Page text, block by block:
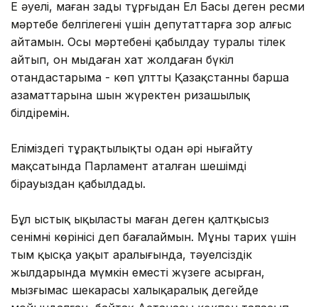
Ең әуелі, маған заңды тұрғыдан Ел Басы деген ресми
мәртебе белгілегені үшін депутаттарға зор алғыс
айтамын. Осы мәртебені қабылдау туралы тілек
айтып, он мыңдаған хат жолдаған бүкіл
отандастарыма - көп ұлтты Қазақстанның барша
азаматтарына шын жүректен ризашылық
білдіремін.
Еліміздегі тұрақтылықты одан әрі нығайту
мақсатында Парламент аталған шешімді
бірауыздан қабылдады.
Бұл ыстық ықыласты маған деген қалтқысыз
сенімнің көрінісі деп бағалаймын. Мұны тарих үшін
тым қысқа уақыт аралығында, тәуелсіздік
жылдарында мүмкін еместі жүзеге асырған,
мызғымас шекарасы халықаралық деңгейде